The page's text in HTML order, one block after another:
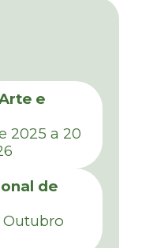
e
2025 a 20
de
Outubro